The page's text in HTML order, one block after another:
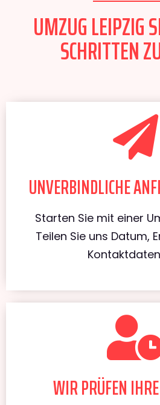
UMZUG LEIPZIG
SCHRITTEN
UNVERBINDLICHE
Starten Sie mit einer
Teilen Sie uns Datum,
WIR PRÜFEN